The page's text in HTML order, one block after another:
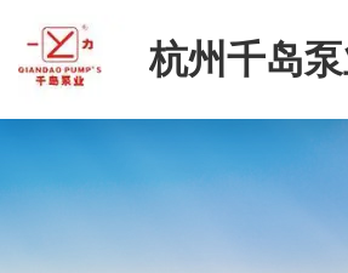
杭州千岛